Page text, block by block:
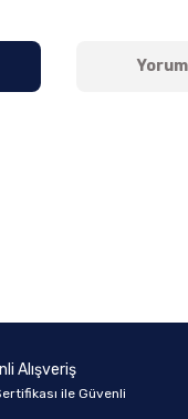
daha pahalı.
alternatifler olmalı.
Alışveriş
ile Güvenli